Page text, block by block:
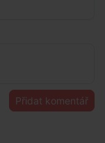
Přidat komentář